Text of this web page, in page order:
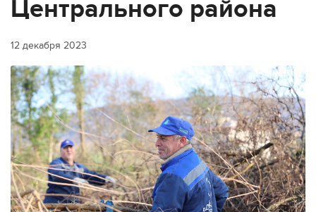
Центрального района
12 декабря 2023